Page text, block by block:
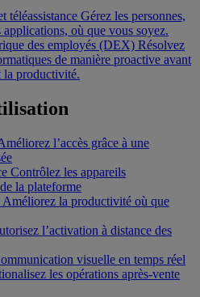
téléassistance Gérez les personnes,
applications, où que vous soyez.
des employés (DEX) Résolvez
de manière proactive avant
la productivité.
l’accès grâce à une
Contrôlez les appareils
la plateforme
Améliorez la productivité où que
l’activation à distance des
visuelle en temps réel
les opérations après-vente